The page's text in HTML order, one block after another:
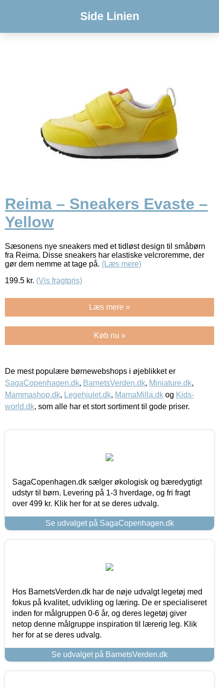
Side Linien
Reima – Sneakers Evaste –
Yellow
Sæsonens nye sneakers med et tidløst design til småbørn
fra Reima. Disse sneakers har elastiske velcroremme, der
gør dem nemme at tage på. (Læs mere)
199.5 kr. (Vis fragtpris)
Læs mere »
Køb nu »
De mest populære børnewebshops i øjeblikket er
SagaCopenhagen.dk, BarnetsVerden.dk, Miniature.dk,
Mammashop.dk, Legehjulet.dk, MamaMilla.dk og Kids-
world.dk, som alle har et stort sortiment til gode priser.
SagaCopenhagen.dk sælger økologisk og bæredygtigt
udstyr til børn. Levering på 1-3 hverdage, og fri fragt
over 499 kr. Klik her for at se deres udvalg.
Se udvalget på SagaCopenhagen.dk
Hos BarnetsVerden.dk har de nøje udvalgt legetøj med
fokus på kvalitet, udvikling og læring. De er specialiseret
inden for målgruppen 0-6 år, og deres legetøj giver
netop denne målgruppe inspiration til lærerig leg. Klik
her for at se deres udvalg.
Se udvalget på BarnetsVerden.dk